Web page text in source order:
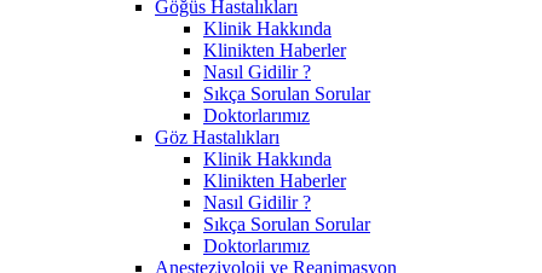
Göğüs Hastalıkları
Klinik Hakkında
Klinikten Haberler
Nasıl Gidilir ?
Sıkça Sorulan Sorular
Doktorlarımız
Göz Hastalıkları
Klinik Hakkında
Klinikten Haberler
Nasıl Gidilir ?
Sıkça Sorulan Sorular
Doktorlarımız
Anesteziyoloji ve Reanimasyon